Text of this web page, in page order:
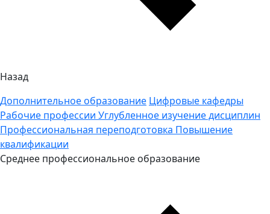
Назад
Дополнительное образование Цифровые кафедры
Рабочие профессии Углубленное изучение дисциплин
Профессиональная переподготовка Повышение
квалификации
Среднее профессиональное образование